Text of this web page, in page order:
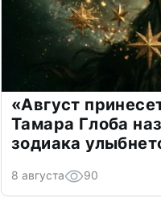
«Август
Тамара Глоба
зодиака
8 августа 90